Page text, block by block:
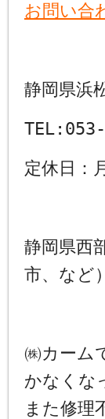
お問い合
静岡県浜
定休日：
静岡県西
市、など
㈱カーム
かなくな
また修理